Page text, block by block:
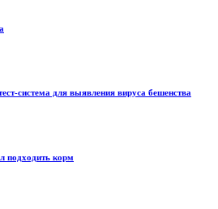
система для выявления вируса бешенства
подходить корм